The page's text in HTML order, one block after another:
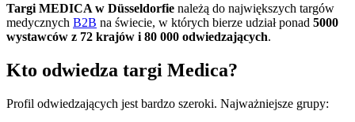
Targi MEDICA w Düsseldorfie należą do największych targów
medycznych B2B na świecie, w których bierze udział ponad 5000
wystawców z 72 krajów i 80 000 odwiedzających.
Kto odwiedza targi Medica?
Profil odwiedzających jest bardzo szeroki. Najważniejsze grupy: